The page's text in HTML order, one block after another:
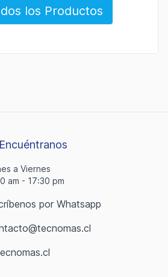
los Productos
Encuéntranos
a Viernes
am - 17:30 pm
por Whatsapp